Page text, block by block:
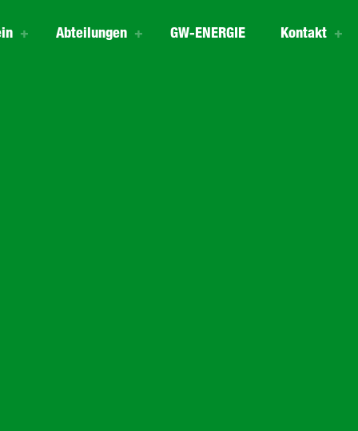
Abteilungen GW-ENERGIE Kontakt